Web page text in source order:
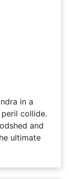
in a
collide.
and
ultimate